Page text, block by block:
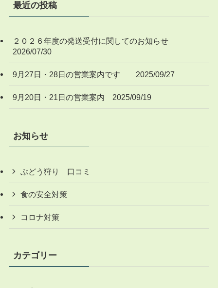
最近の投稿
２０２６年度の発送受付に関してのお知らせ
2026/07/30
9月27日・28日の営業案内です 2025/09/27
9月20日・21日の営業案内 2025/09/19
お知らせ
ぶどう狩り 口コミ
食の安全対策
コロナ対策
カテゴリー